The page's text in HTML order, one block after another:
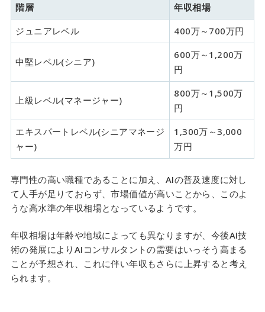
階層
年収相場
ジュニアレベル
400万～700万円
中堅レベル(シニア)
600万～1,200万
円
上級レベル(マネージャー)
800万～1,500万
円
エキスパートレベル(シニアマネージ
ャー)
1,300万～3,000
万円
専門性の高い職種であることに加え、AIの普及速度に対し
て人手が足りておらず、市場価値が高いことから、このよ
うな高水準の年収相場となっているようです。
年収相場は年齢や地域によっても異なりますが、今後AI技
術の発展によりAIコンサルタントの需要はいっそう高まる
ことが予想され、これに伴い年収もさらに上昇すると考え
られます。